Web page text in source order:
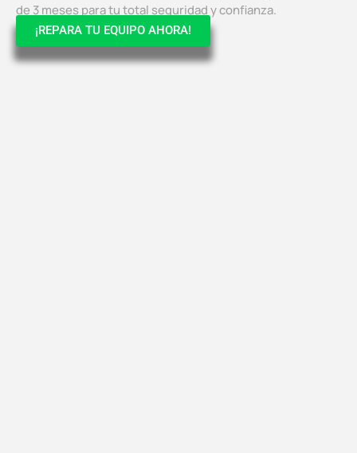
de 3 meses para tu total seguridad y confianza.
¡REPARA TU EQUIPO AHORA!